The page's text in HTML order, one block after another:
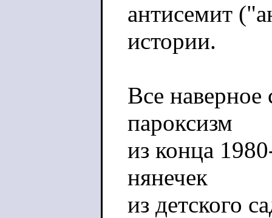
антисемит
истории.
Все
пароксизм
из конца
нянечек
из детского